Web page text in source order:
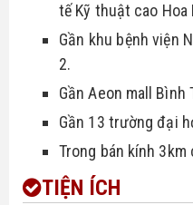
tế Kỹ thuật cao
Gần khu bệnh viện
2.
Gần Aeon mall Bình
Gần 13 trường đại
Trong bán kính
TIỆN ÍCH